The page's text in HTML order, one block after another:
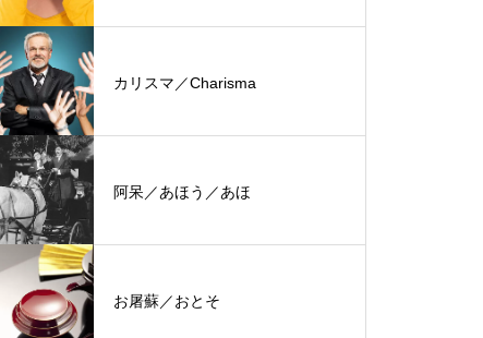
カリスマ／Charisma
阿呆／あほう／あほ
お屠蘇／おとそ